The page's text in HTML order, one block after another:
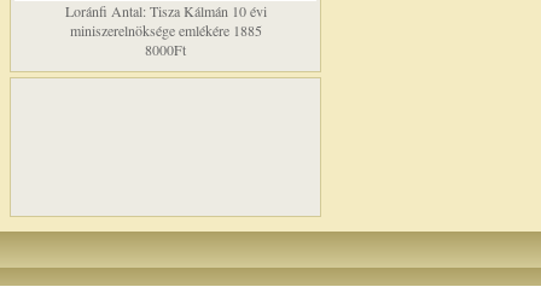
Loránfi Antal: Tisza Kálmán 10 évi
miniszerelnöksége emlékére 1885
8000Ft